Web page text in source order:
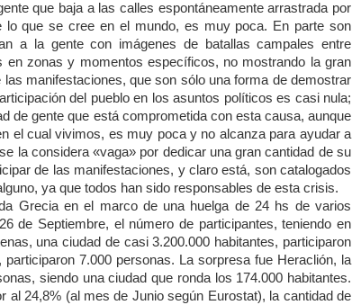
que baja a las calles espontáneamente arrastrada por
que se cree en el mundo, es muy poca. En parte son
a la gente con imágenes de batallas campales entre
zonas y momentos específicos, no mostrando la gran
manifestaciones, que son sólo una forma de demostrar
del pueblo en los asuntos políticos es casi nula;
de gente que está comprometida con esta causa, aunque
el cual vivimos, es muy poca y no alcanza para ayudar a
la considera «vaga» por dedicar una gran cantidad de su
de las manifestaciones, y claro está, son catalogados
ya que todos han sido responsables de esta crisis.
Grecia en el marco de una huelga de 24 hs de varios
de Septiembre, el número de participantes, teniendo en
una ciudad de casi 3.200.000 habitantes, participaron
7.000 personas. La sorpresa fue Heraclión, la
siendo una ciudad que ronda los 174.000 habitantes.
al 24,8% (al mes de Junio según Eurostat), la cantidad de